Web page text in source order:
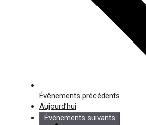
Évènements précédents
Aujourd’hui
Évènements suivants